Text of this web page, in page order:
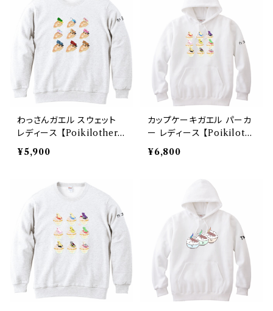
わっさんガエル スウェット
レディース 【Poikilother
m Friends】 Printstar 8.4
oz クルーネックライトトレ
¥5,900
カップケーキガエル パーカ
ー レディース 【Poikiloth
erm Friends】Printstar
8.4oz フーデッドライトパー
¥6,800